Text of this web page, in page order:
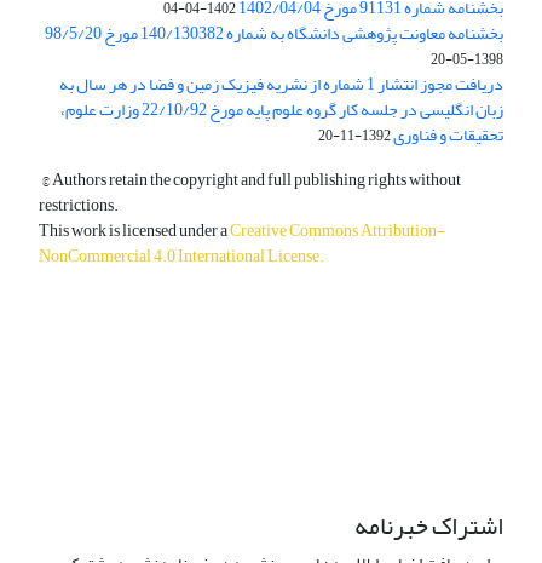
بخشنامه شماره 91131 مورخ 1402/04/04 1402-04-04
بخشنامه معاونت پژوهشی دانشگاه به شماره 140/130382 مورخ 98/5/20
1398-05-20
دریافت مجوز انتشار 1 شماره از نشریه فیزیک زمین و فضا در هر سال به
زبان انگلیسی در جلسه کار گروه علوم پایه مورخ 22/10/92 وزارت علوم،
تحقیقات و فناوری1392-11-20
© Authors retain the copyright and full publishing rights without
restrictions.
This work is licensed under aCreative Commons Attribution-
NonCommercial 4.0 International License.
اشتراک خبرنامه